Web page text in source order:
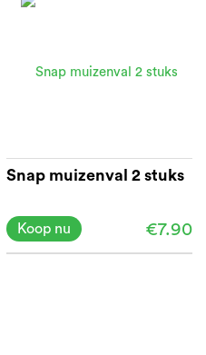
Snap muizenval 2 stuks
€7.90
Koop nu